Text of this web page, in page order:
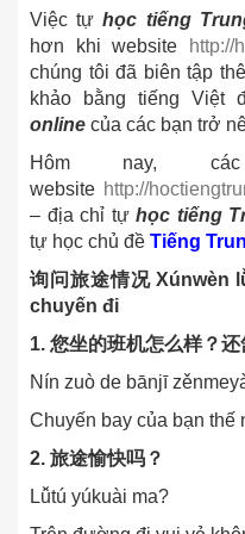
Việc tựhọc tiếng
hơn khi website
http://
chúng tôi đã biên tập
khảo bằng tiếng
online của các bạn trở
Hôm nay,
website http://
– địa chỉ tự học tiếng
tự học chủ đề Tiếng
询问旅途情况 Xúnwèn
chuyến đi
1. 您坐的班机怎么样？还
Nín zuò de bānjī
Chuyến bay của bạn thế
2. 旅途愉快吗？
Lǚtú yúkuài ma?